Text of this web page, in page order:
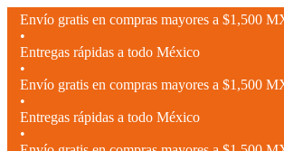
Envío gratis en compras mayores a $1,500
•
Entregas rápidas a todo México
•
Envío gratis en compras mayores a $1,500
•
Entregas rápidas a todo México
•